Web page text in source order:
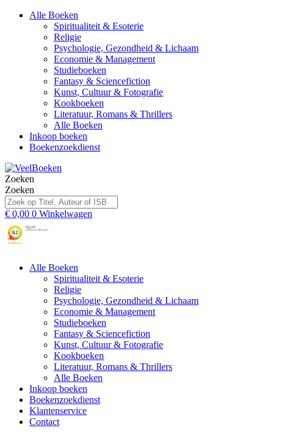
Alle Boeken
Spiritualiteit & Esoterie
Religie
Psychologie, Gezondheid & Lichaam
Economie & Management
Studieboeken
Fantasy & Sciencefiction
Kunst, Cultuur & Fotografie
Kookboeken
Literatuur, Romans & Thrillers
Alle Boeken
Inkoop boeken
Boekenzoekdienst
Zoeken
Zoeken
€ 0,00 0 Winkelwagen
Alle Boeken
Spiritualiteit & Esoterie
Religie
Psychologie, Gezondheid & Lichaam
Economie & Management
Studieboeken
Fantasy & Sciencefiction
Kunst, Cultuur & Fotografie
Kookboeken
Literatuur, Romans & Thrillers
Alle Boeken
Inkoop boeken
Boekenzoekdienst
Klantenservice
Contact